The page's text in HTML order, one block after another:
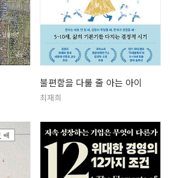
불편함을 다룰 줄 아는 아이
최재희